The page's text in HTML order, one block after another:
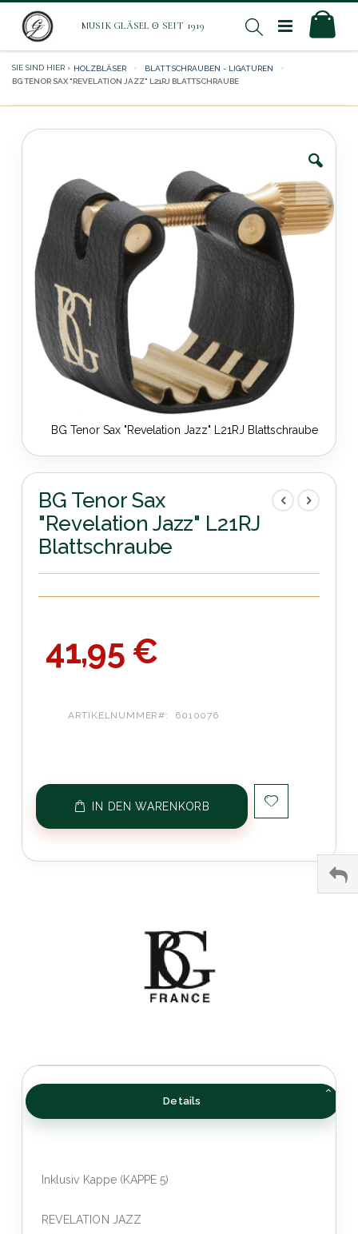
Direkt
zum
Suche
HOLZBLÄSER
BLATTSCHRAUBEN - LIGATUREN
BG TENOR SAX "REVELATION JAZZ" L21RJ BLATTSCHRAUBE
Bildergalerie
springen
BG Tenor Sax "Revelation Jazz" L21RJ Blattschraube
Zum
Anfang
der
Bildergalerie
springen
BG Tenor Sax
"Revelation Jazz" L21RJ
Blattschraube
41,95 €
ARTIKELNUMMER 6010076
IN DEN WARENKORB
Details
Inklusiv Kappe (KAPPE 5)
REVELATION JAZZ